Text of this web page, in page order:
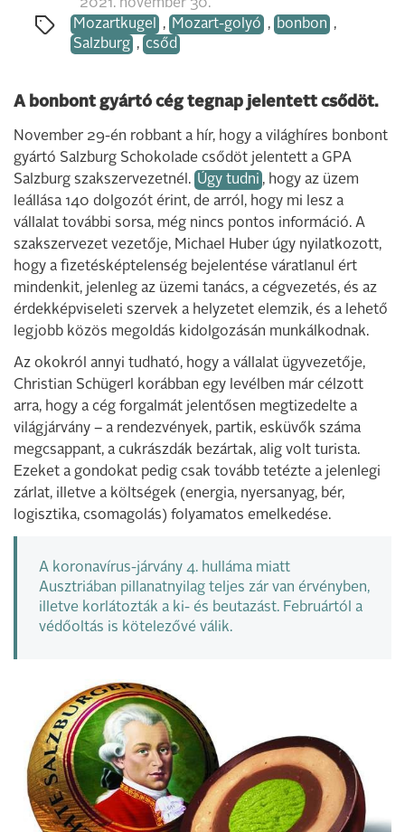
2021. november 30.
Mozartkugel
, Mozart-golyó , bonbon ,
Salzburg , csőd
A bonbont gyártó cég tegnap jelentett csődöt.
November 29-én robbant a hír, hogy a világhíres bonbont
gyártó Salzburg Schokolade csődöt jelentett a GPA
Salzburg szakszervezetnél. Úgy tudni , hogy az üzem
leállása 140 dolgozót érint, de arról, hogy mi lesz a
vállalat további sorsa, még nincs pontos információ. A
szakszervezet vezetője, Michael Huber úgy nyilatkozott,
hogy a fizetésképtelenség bejelentése váratlanul ért
mindenkit, jelenleg az üzemi tanács, a cégvezetés, és az
érdekképviseleti szervek a helyzetet elemzik, és a lehető
legjobb közös megoldás kidolgozásán munkálkodnak.
Az okokról annyi tudható, hogy a vállalat ügyvezetője,
Christian Schügerl korábban egy levélben már célzott
arra, hogy a cég forgalmát jelentősen megtizedelte a
világjárvány – a rendezvények, partik, esküvők száma
megcsappant, a cukrászdák bezártak, alig volt turista.
Ezeket a gondokat pedig csak tovább tetézte a jelenlegi
zárlat, illetve a költségek (energia, nyersanyag, bér,
logisztika, csomagolás) folyamatos emelkedése.
A koronavírus-járvány 4. hulláma miatt
Ausztriában pillanatnyilag teljes zár van érvényben,
illetve korlátozták a ki- és beutazást. Februártól a
védőoltás is kötelezővé válik.